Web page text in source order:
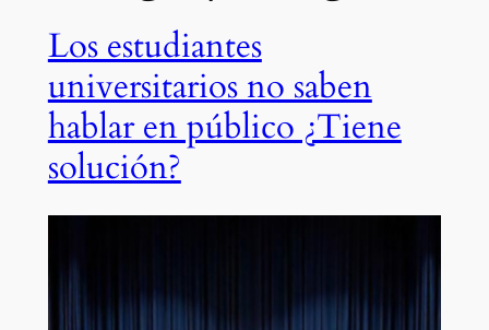
Los estudiantes
universitarios no saben
hablar en público ¿Tiene
solución?